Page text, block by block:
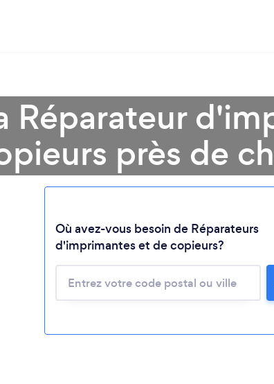
Chargement...
Veuillez patienter...
Réparateur
près de
Où avez-vous besoin de Réparateurs
d'imprimantes et de copieurs?